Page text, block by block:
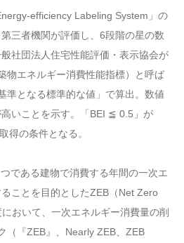
efficiency Labeling System」の
三者機関が評価し、6段階の星の数
社団法人住宅性能評価・表示協会が
物エネルギー消費性能指標）と呼ば
準となる標準的な値」で算出。数値
いことを示す。「BEI ≦ 0.5」が
得の条件となる。
である建物で消費する年間の一次エ
ことを目的としたZEB（Net Zero
おいて、一次エネルギー消費量の削
（『ZEB』、Nearly ZEB、ZEB